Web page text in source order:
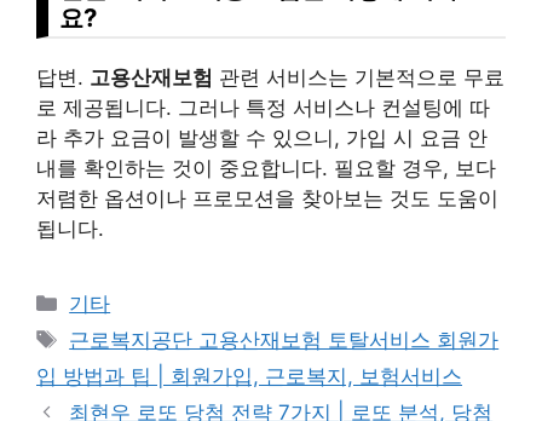
요?
답변. 고용산재보험 관련 서비스는 기본적으로 무료
로 제공됩니다. 그러나 특정 서비스나 컨설팅에 따
라 추가 요금이 발생할 수 있으니, 가입 시 요금 안
내를 확인하는 것이 중요합니다. 필요할 경우, 보다
저렴한 옵션이나 프로모션을 찾아보는 것도 도움이
됩니다.
Categories
기타
Tags
근로복지공단 고용산재보험 토탈서비스 회원가
입 방법과 팁 | 회원가입, 근로복지, 보험서비스
최현우 로또 당첨 전략 7가지 | 로또 분석, 당첨